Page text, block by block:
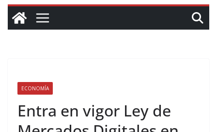
ECONOMÍA
Entra en vigor Ley de